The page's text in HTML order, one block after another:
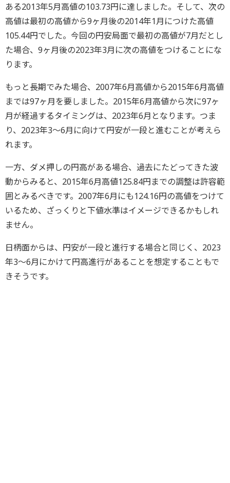
ある2013年5月高値の103.73円に達しました。そして、次の
高値は最初の高値から9ヶ月後の2014年1月につけた高値
105.44円でした。今回の円安局面で最初の高値が7月だとし
た場合、9ヶ月後の2023年3月に次の高値をつけることにな
ります。
もっと長期でみた場合、2007年6月高値から2015年6月高値
までは97ヶ月を要しました。2015年6月高値から次に97ヶ
月が経過するタイミングは、2023年6月となります。つま
り、2023年3～6月に向けて円安が一段と進むことが考えら
れます。
一方、ダメ押しの円高がある場合、過去にたどってきた波
動からみると、2015年6月高値125.84円までの調整は許容範
囲とみるべきです。2007年6月にも124.16円の高値をつけて
いるため、ざっくりと下値水準はイメージできるかもしれ
ません。
日柄面からは、円安が一段と進行する場合と同じく、2023
年3～6月にかけて円高進行があることを想定することもで
きそうです。